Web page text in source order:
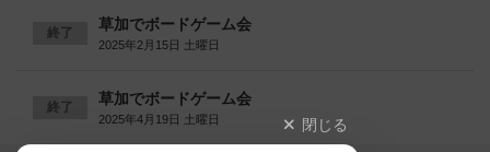
終了 草加でボードゲーム会
2025年2月15日 土曜日
終了 草加でボードゲーム会
2025年4月19日 土曜日 閉じる